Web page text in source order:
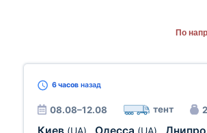
По
6 часов назад
08.08–12.08 тент
(UA), (UA),